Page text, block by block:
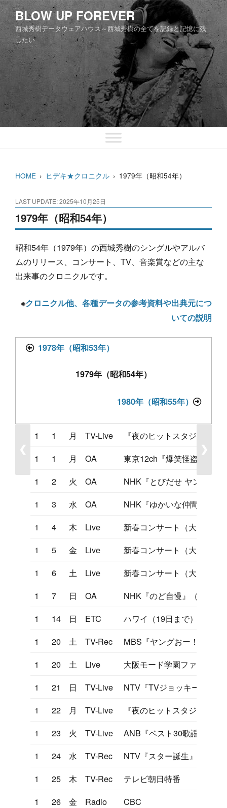
コ
ン
テ
ン
ツ
キ
ッ
プ
BLOW UP FOREVER
西城秀樹データウェアハウス～西城秀樹の全てを記録と記憶に残
したい
HOME › ヒデキ★クロニクル › 1979年（昭和54年）
LAST UPDATE: 2025年10月25日
1979年（昭和54年）
昭和54年（1979年）の西城秀樹のシングルやアルバ
ムのリリース、コンサート、TV、音楽賞などの主な
出来事のクロニクルです。
※クロニクル他、各種データの参考資料や出典元につ
いての説明
1978年（昭和53年）
1979年（昭和54年）
1980年（昭和55年）
❮
1 1 月 TV-Live
『夜のヒットスタジオ』遥
1
1 月 OA
東京12ch『爆笑怪盗猫ニャ
1
2 火 OA
NHK『とびだせ ヤング！
1
3 水 OA
NHK『ゆかいな仲間』
1
4 木 Live
新春コンサート（大阪厚生
1
5 金 Live
新春コンサート（大阪厚生
1
6 土 Live
新春コンサート（大阪厚生
1
7 日 OA
NHK『のど自慢』（和歌山
1
14 日 ETC
ハワイ（19日まで）
1
20 土 TV-Rec
MBS『ヤングおー！おー！
1
20 土 Live
大阪モード学園ファッショ
1
21 日 TV-Live
NTV『TVジョッキー』
1
22 月 TV-Live
『夜のヒットスタジオ』遥
1
23 火 TV-Live
ANB『ベスト30歌謡曲』
1
24 水 TV-Rec
NTV『スター誕生』
1
25 木 TV-Rec
テレビ朝日特番
1
26 金 Radio
CBC
❯